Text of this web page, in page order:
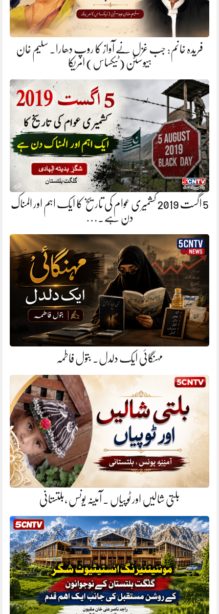
فریدہ خانم: جب غزل نے آواز کا روپ دھارا. سلیم خان
ہیوسٹن (ٹیکساس) امریکا
5 اگست 2019 کشمیری عوام کی تاریخ کا ایک اہم اور المناک
دن ہے.…
مہنگائی ایک دلدل. بتول فاطمہ
بلتی شالیں اور ٹوپیاں . آمینہ یونس ،بلتستانی